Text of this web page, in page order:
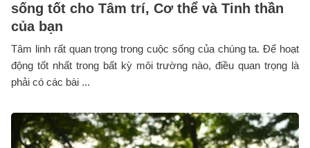
sống tốt cho Tâm trí, Cơ thể và Tinh thần
của bạn
Tâm linh rất quan trọng trong cuộc sống của chúng ta. Để hoạt
động tốt nhất trong bất kỳ môi trường nào, điều quan trọng là
phải có các bài ...